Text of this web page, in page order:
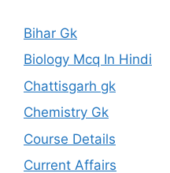
Bihar Gk
Biology Mcq In Hindi
Chattisgarh gk
Chemistry Gk
Course Details
Current Affairs